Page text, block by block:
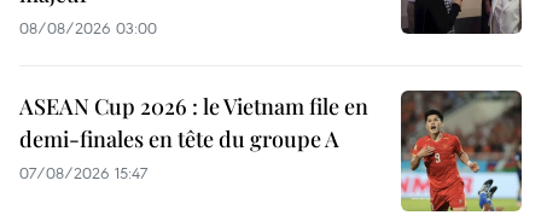
08/08/2026 03:00
ASEAN Cup 2026 : le Vietnam file en
demi-finales en tête du groupe A
07/08/2026 15:47